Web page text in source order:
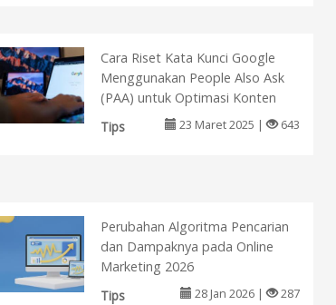
Cara Riset Kata Kunci Google
Menggunakan People Also Ask
(PAA) untuk Optimasi Konten
Tips
23 Maret 2025 | 643
Perubahan Algoritma Pencarian
dan Dampaknya pada Online
Marketing 2026
Tips
28 Jan 2026 | 287